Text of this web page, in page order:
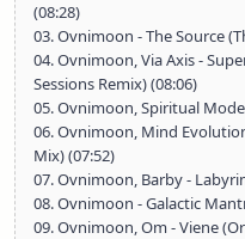
(08:28)
03. Ovnimoon - The Source
04. Ovnimoon, Via Axis -
Sessions Remix) (08:06)
05. Ovnimoon, Spiritual
06. Ovnimoon, Mind
Mix) (07:52)
07. Ovnimoon, Barby -
08. Ovnimoon - Galactic
09. Ovnimoon, Om - Viene